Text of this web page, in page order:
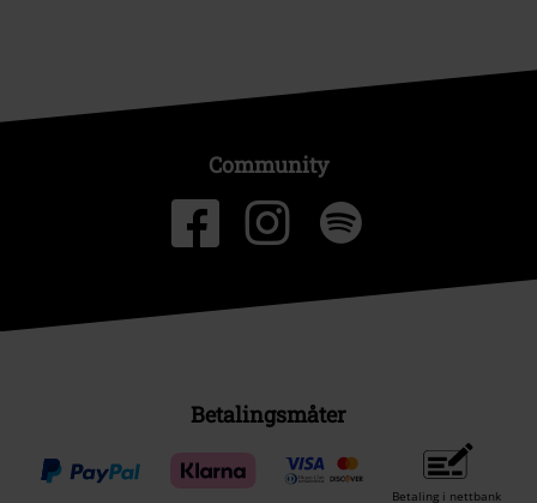
Community
Betalingsmåter
Betaling i nettbank